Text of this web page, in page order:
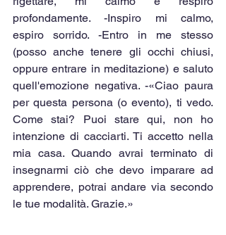
profondamente. -Inspiro mi calmo,
espiro sorrido. -Entro in me stesso
(posso anche tenere gli occhi chiusi,
oppure entrare in meditazione) e saluto
quell'emozione negativa. -«Ciao paura
per questa persona (o evento), ti vedo.
Come stai? Puoi stare qui, non ho
intenzione di cacciarti. Ti accetto nella
mia casa. Quando avrai terminato di
insegnarmi ciò che devo imparare ad
apprendere, potrai andare via secondo
le tue modalità. Grazie.»